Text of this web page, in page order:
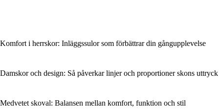
Komfort i herrskor: Inläggssulor som förbättrar din gångupplevelse
Damskor och design: Så påverkar linjer och proportioner skons uttryck
Medvetet skoval: Balansen mellan komfort, funktion och stil